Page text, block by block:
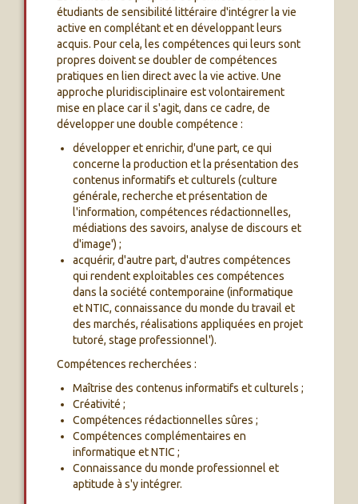
étudiants de sensibilité littéraire d'intégrer la vie
active en complétant et en développant leurs
acquis. Pour cela, les compétences qui leurs sont
propres doivent se doubler de compétences
pratiques en lien direct avec la vie active. Une
approche pluridisciplinaire est volontairement
mise en place car il s'agit, dans ce cadre, de
développer une double compétence :
développer et enrichir, d'une part, ce qui
concerne la production et la présentation des
contenus informatifs et culturels (culture
générale, recherche et présentation de
l'information, compétences rédactionnelles,
médiations des savoirs, analyse de discours et
d'image') ;
acquérir, d'autre part, d'autres compétences
qui rendent exploitables ces compétences
dans la société contemporaine (informatique
et NTIC, connaissance du monde du travail et
des marchés, réalisations appliquées en projet
tutoré, stage professionnel').
Compétences recherchées :
Maîtrise des contenus informatifs et culturels ;
Créativité ;
Compétences rédactionnelles sûres ;
Compétences complémentaires en
informatique et NTIC ;
Connaissance du monde professionnel et
aptitude à s'y intégrer.